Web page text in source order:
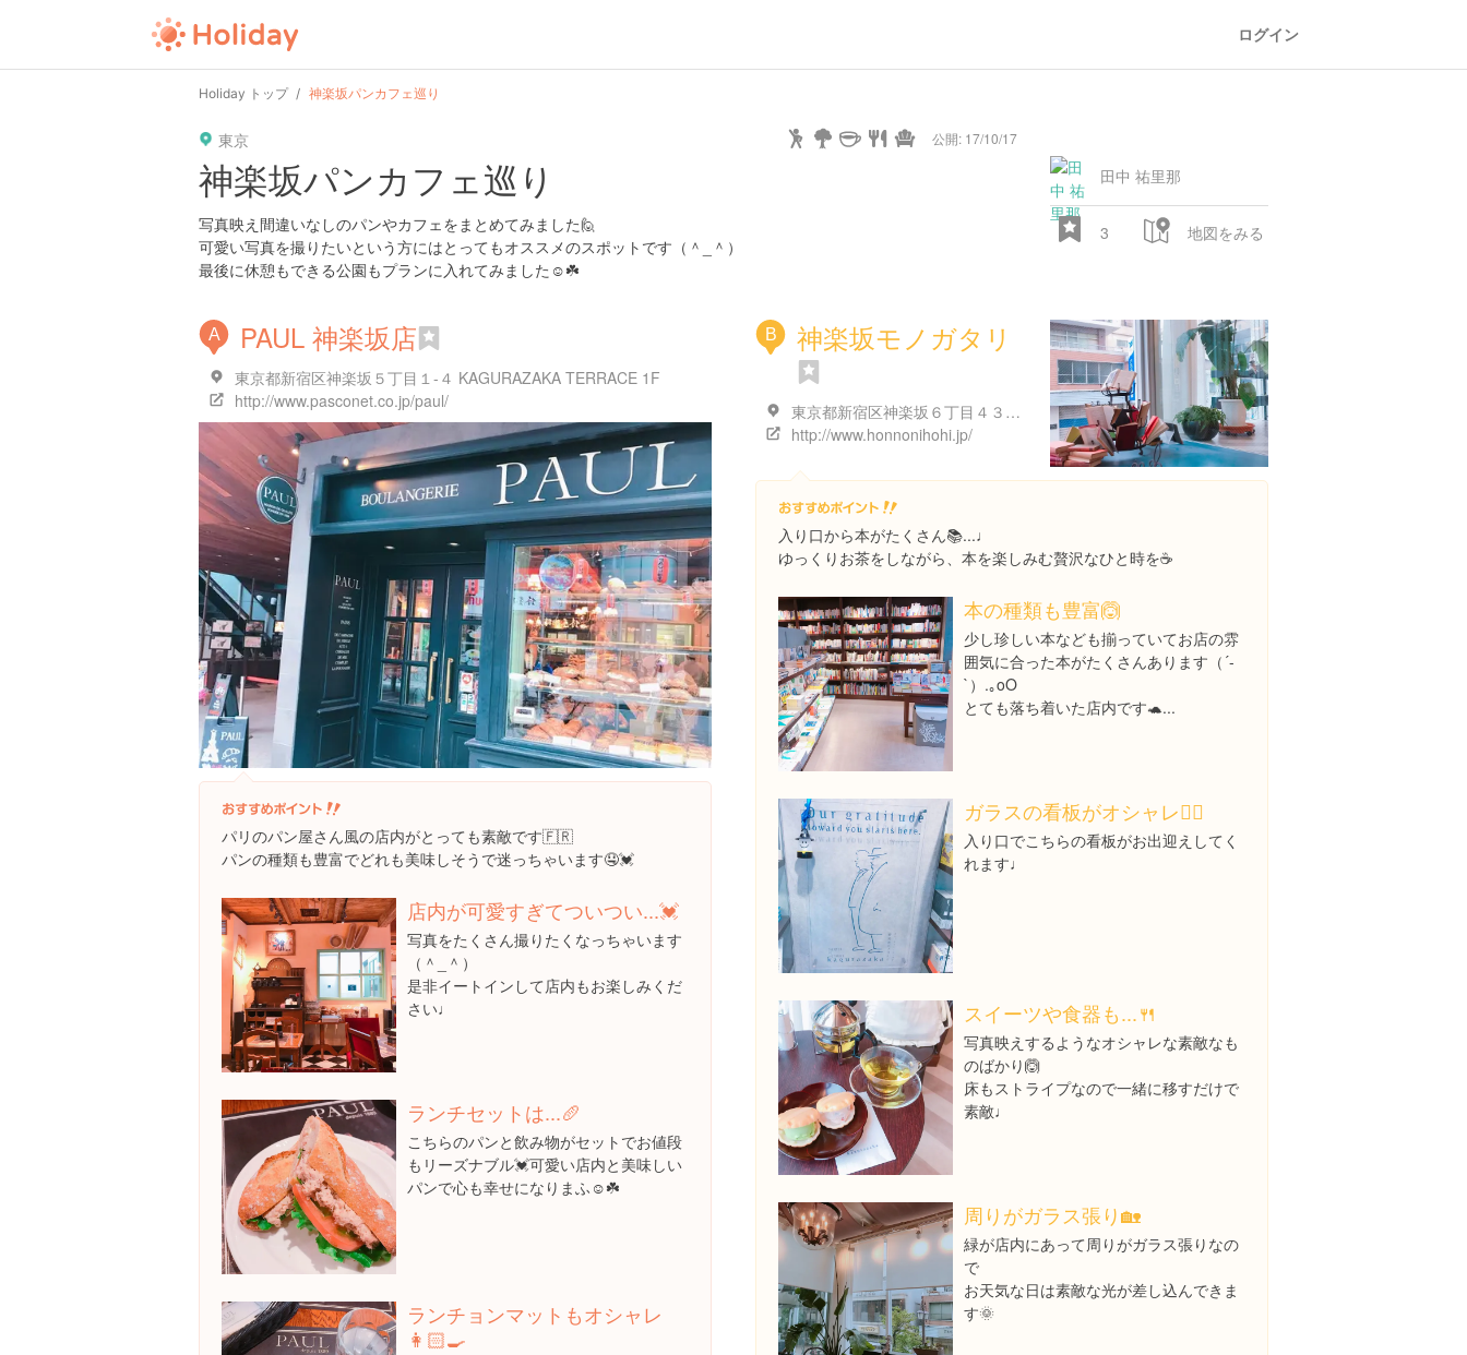
ログイン
Holiday トップ 神楽坂パンカフェ巡り
東京 公開: 17/10/17
神楽坂パンカフェ巡り
写真映え間違いなしのパンやカフェをまとめてみました🙋
可愛い写真を撮りたいという方にはとってもオススメのスポットです（＾_＾）
最後に休憩もできる公園もプランに入れてみました☺️☘️
田中 祐里那
3 地図をみる
A PAUL 神楽坂店
東京都新宿区神楽坂５丁目１-４ KAGURAZAKA TERRACE 1F
http://www.pasconet.co.jp/paul/
パリのパン屋さん風の店内がとっても素敵です🇫🇷
パンの種類も豊富でどれも美味しそうで迷っちゃいます🤤💓
店内が可愛すぎてついつい...💓
写真をたくさん撮りたくなっちゃいます
（＾_＾）
是非イートインして店内もお楽しみくだ
さい♩
ランチセットは...🥖
こちらのパンと飲み物がセットでお値段
もリーズナブル💓可愛い店内と美味しい
パンで心も幸せになりまふ☺️☘️
ランチョンマットもオシャレ
👩🏻‍🍳
B 神楽坂モノガタリ
東京都新宿区神楽坂６丁目４３-４３ Ｋ’ｓＰｌａｃｅ 2F
http://www.honnonihohi.jp/
入り口から本がたくさん📚...♩
ゆっくりお茶をしながら、本を楽しみむ贅沢なひと時を☕️
本の種類も豊富🙆
少し珍しい本なども揃っていてお店の雰
囲気に合った本がたくさんあります（´-
`）.｡oO
とても落ち着いた店内です🐢...
ガラスの看板がオシャレ🕵️‍♀️
入り口でこちらの看板がお出迎えしてく
れます♩
スイーツや食器も...🍴
写真映えするようなオシャレな素敵なも
のばかり🙆
床もストライプなので一緒に移すだけで
素敵♩
周りがガラス張り🏡
緑が店内にあって周りがガラス張りなの
で
お天気な日は素敵な光が差し込んできま
す🌞